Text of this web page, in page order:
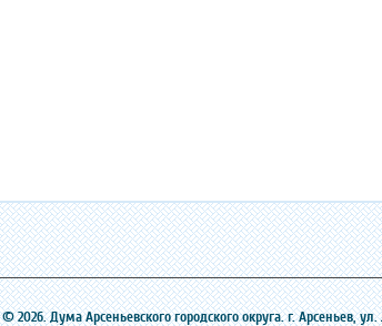
© 2026. Дума Арсеньевского городского округа. г. Арсеньев,